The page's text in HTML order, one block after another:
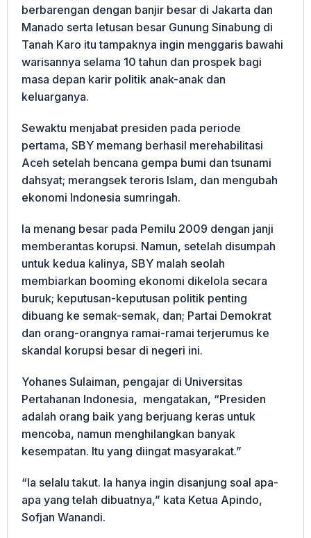
berbarengan dengan banjir besar di Jakarta dan
Manado serta letusan besar Gunung Sinabung di
Tanah Karo itu tampaknya ingin menggaris bawahi
warisannya selama 10 tahun dan prospek bagi
masa depan karir politik anak-anak dan
keluarganya.
Sewaktu menjabat presiden pada periode
pertama, SBY memang berhasil merehabilitasi
Aceh setelah bencana gempa bumi dan tsunami
dahsyat; merangsek teroris Islam, dan mengubah
ekonomi Indonesia sumringah.
Ia menang besar pada Pemilu 2009 dengan janji
memberantas korupsi. Namun, setelah disumpah
untuk kedua kalinya, SBY malah seolah
membiarkan booming ekonomi dikelola secara
buruk; keputusan-keputusan politik penting
dibuang ke semak-semak, dan; Partai Demokrat
dan orang-orangnya ramai-ramai terjerumus ke
skandal korupsi besar di negeri ini.
Yohanes Sulaiman, pengajar di Universitas
Pertahanan Indonesia, mengatakan, “Presiden
adalah orang baik yang berjuang keras untuk
mencoba, namun menghilangkan banyak
kesempatan. Itu yang diingat masyarakat.”
“Ia selalu takut. Ia hanya ingin disanjung soal apa-
apa yang telah dibuatnya,” kata Ketua Apindo,
Sofjan Wanandi.